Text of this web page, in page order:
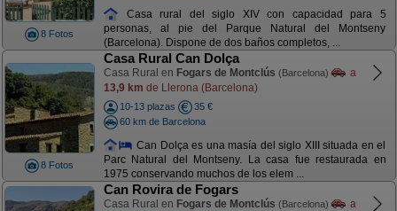
8 Fotos
Casa rural del siglo XIV con capacidad para 5
personas, al pie del Parque Natural del Montseny
(Barcelona). Dispone de dos baños completos, ...
8 Fotos
Casa Rural Can Dolça
Casa Rural en Fogars de Montclús (Barcelona)
a
13,9 km de Llerona (Barcelona)
10-13 plazas
35 €
60 km de Barcelona
Can Dolça es una masía del siglo XIII situada en el
Parc Natural del Montseny. La casa fue restaurada en
1975 conservando muchos de los elem ...
Can Rovira de Fogars
Casa Rural en Fogars de Montclús (Barcelona)
a